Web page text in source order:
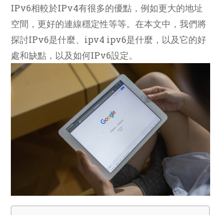
IPv6相較於IPv4有很多的優點，例如更大的地址
空間，更好的連線穩定性等等。在本文中，我們將
探討IPv6是什麼、ipv4 ipv6是什麼，以及它的好
處和缺點，以及如何IPv6設定。